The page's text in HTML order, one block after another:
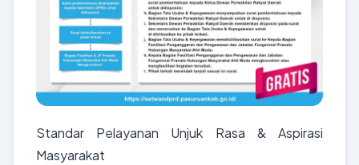
Standar Pelayanan Unjuk Rasa & Aspirasi
Masyarakat